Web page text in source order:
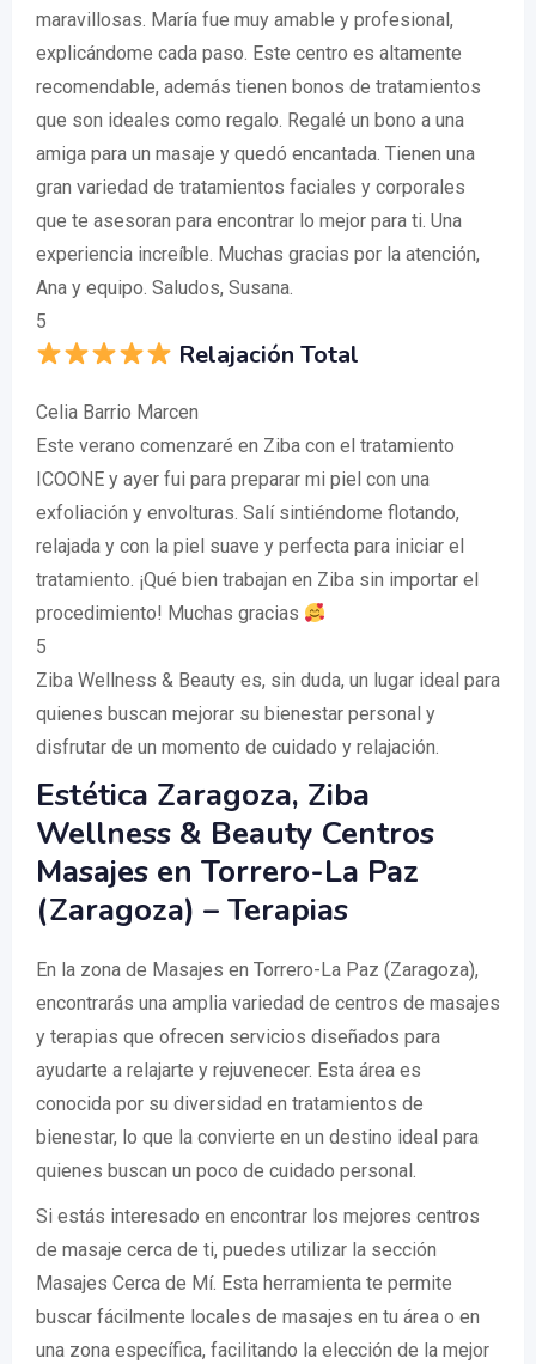
maravillosas. María fue muy amable y profesional,
explicándome cada paso. Este centro es altamente
recomendable, además tienen bonos de tratamientos
que son ideales como regalo. Regalé un bono a una
amiga para un masaje y quedó encantada. Tienen una
gran variedad de tratamientos faciales y corporales
que te asesoran para encontrar lo mejor para ti. Una
experiencia increíble. Muchas gracias por la atención,
Ana y equipo. Saludos, Susana.
5
Relajación Total
Celia Barrio Marcen
Este verano comenzaré en Ziba con el tratamiento
ICOONE y ayer fui para preparar mi piel con una
exfoliación y envolturas. Salí sintiéndome flotando,
relajada y con la piel suave y perfecta para iniciar el
tratamiento. ¡Qué bien trabajan en Ziba sin importar el
procedimiento! Muchas gracias
5
Ziba Wellness & Beauty es, sin duda, un lugar ideal para
quienes buscan mejorar su bienestar personal y
disfrutar de un momento de cuidado y relajación.
Estética Zaragoza, Ziba
Wellness & Beauty Centros
Masajes en Torrero-La Paz
(Zaragoza) – Terapias
En la zona de Masajes en Torrero-La Paz (Zaragoza),
encontrarás una amplia variedad de centros de masajes
y terapias que ofrecen servicios diseñados para
ayudarte a relajarte y rejuvenecer. Esta área es
conocida por su diversidad en tratamientos de
bienestar, lo que la convierte en un destino ideal para
quienes buscan un poco de cuidado personal.
Si estás interesado en encontrar los mejores centros
de masaje cerca de ti, puedes utilizar la sección
Masajes Cerca de Mí. Esta herramienta te permite
buscar fácilmente locales de masajes en tu área o en
una zona específica, facilitando la elección de la mejor